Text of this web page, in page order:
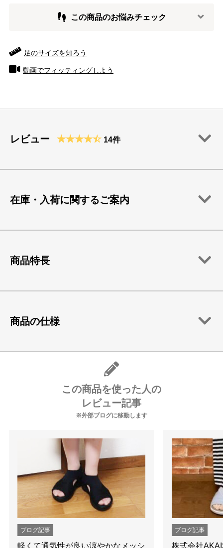
この商品のお悩みチェック
足のサイズを知ろう
動画でフィッティングしよう
レビュー 14件
在庫・入荷に関するご案内
商品特長
商品の仕様
この商品を使った人の
レビュー記事
※外部ブログに移動します
ブログ記事
軽くて通気性が良い涼やかなメッシ
ブログ記事
株式会社